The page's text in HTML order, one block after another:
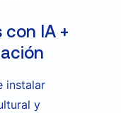
con IA +
instalar
y